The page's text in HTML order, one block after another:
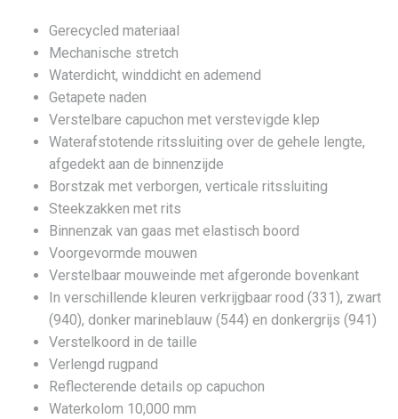
Gerecycled materiaal
Mechanische stretch
Waterdicht, winddicht en ademend
Getapete naden
Verstelbare capuchon met verstevigde klep
Waterafstotende ritssluiting over de gehele lengte,
afgedekt aan de binnenzijde
Borstzak met verborgen, verticale ritssluiting
Steekzakken met rits
Binnenzak van gaas met elastisch boord
Voorgevormde mouwen
Verstelbaar mouweinde met afgeronde bovenkant
In verschillende kleuren verkrijgbaar rood (331), zwart
(940), donker marineblauw (544) en donkergrijs (941)
Verstelkoord in de taille
Verlengd rugpand
Reflecterende details op capuchon
Waterkolom 10,000 mm